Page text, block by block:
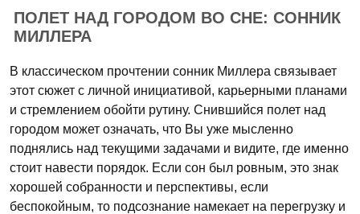
ПОЛЕТ НАД ГОРОДОМ ВО СНЕ: СОННИК
МИЛЛЕРА
В классическом прочтении сонник Миллера связывает
этот сюжет с личной инициативой, карьерными планами
и стремлением обойти рутину. Снившийся полет над
городом может означать, что Вы уже мысленно
поднялись над текущими задачами и видите, где именно
стоит навести порядок. Если сон был ровным, это знак
хорошей собранности и перспективы, если
беспокойным, то подсознание намекает на перегрузку и